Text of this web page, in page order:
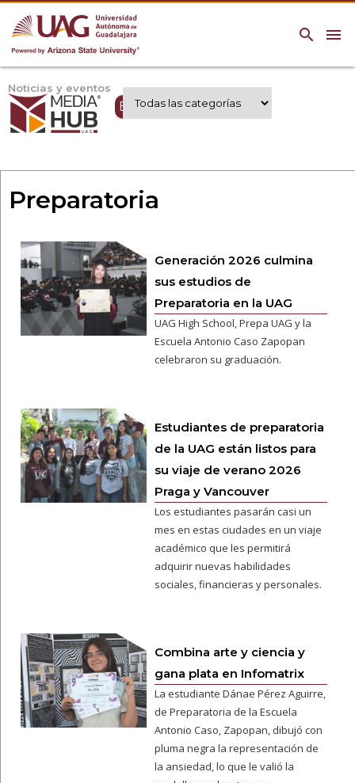
menu
search
Noticias y eventos
Expertos UAG
Preparatoria
Generación 2026 culmina
sus estudios de
Preparatoria en la UAG
UAG High School, Prepa UAG y la
Escuela Antonio Caso Zapopan
celebraron su graduación.
Estudiantes de preparatoria
de la UAG están listos para
su viaje de verano 2026
Praga y Vancouver
Los estudiantes pasarán casi un
mes en estas ciudades en un viaje
académico que les permitirá
adquirir nuevas habilidades
sociales, financieras y personales.
Combina arte y ciencia y
gana plata en Infomatrix
La estudiante Dánae Pérez Aguirre,
de Preparatoria de la Escuela
Antonio Caso, Zapopan, dibujó con
pluma negra la representación de
la ansiedad, lo que le valió la